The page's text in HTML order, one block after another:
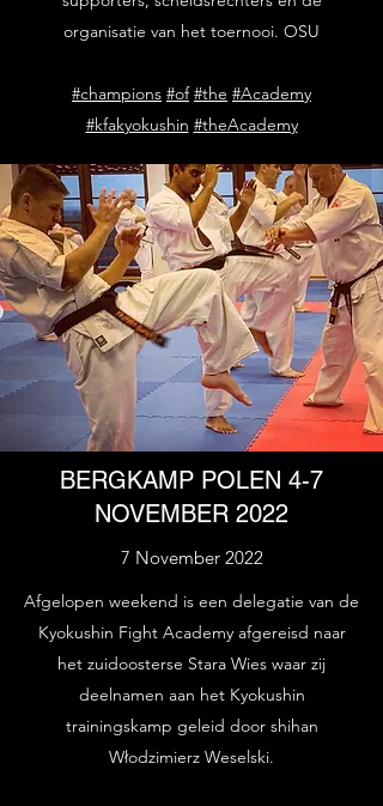
organisatie van het toernooi. OSU
#champions #of #the #Academy
#kfakyokushin #theAcademy
BERGKAMP POLEN 4-7
NOVEMBER 2022
7 November 2022
Afgelopen weekend is een delegatie van de
Kyokushin Fight Academy afgereisd naar
het zuidoosterse Stara Wies waar zij
deelnamen aan het Kyokushin
trainingskamp geleid door shihan
Włodzimierz Weselski.